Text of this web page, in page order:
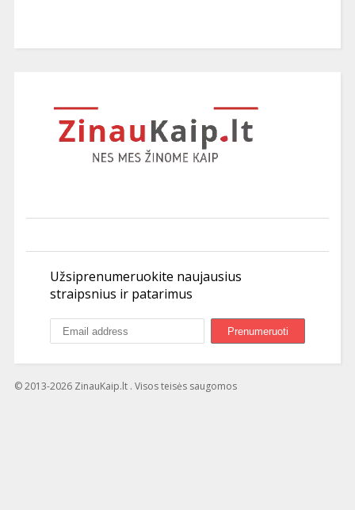
Užsiprenumeruokite naujausius
straipsnius ir patarimus
© 2013-2026 ZinauKaip.lt . Visos teisės saugomos